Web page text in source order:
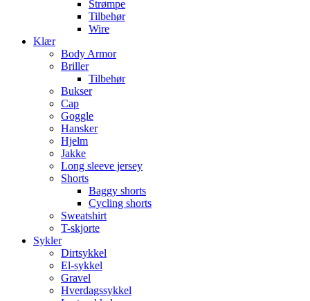
Strømpe
Tilbehør
Wire
Klær
Body Armor
Briller
Tilbehør
Bukser
Cap
Goggle
Hansker
Hjelm
Jakke
Long sleeve jersey
Shorts
Baggy shorts
Cycling shorts
Sweatshirt
T-skjorte
Sykler
Dirtsykkel
El-sykkel
Gravel
Hverdagssykkel